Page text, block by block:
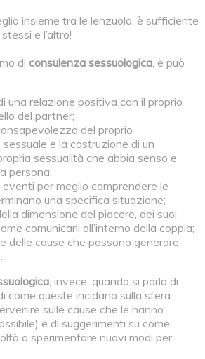
insieme tra le lenzuola, è sufficiente
e l’altro!
di consulenza sessuologica, e può
una relazione positiva con il proprio
del partner;
del proprio
e la costruzione di un
sessualità che abbia senso e
persona;
per meglio comprendere le
una specifica situazione;
dimensione del piacere, dei suoi
comunicarli all’interno della coppia;
delle cause che possono generare
, invece, quando si parla di
come queste incidano sulla sfera
sulle cause che le hanno
e di suggerimenti su come
o sperimentare nuovi modi per